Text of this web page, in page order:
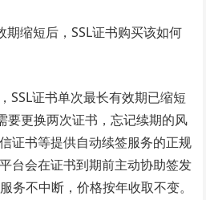
期缩短后，SSL证书购买该如何
SSL证书单次最长有效期已缩短
要更换两次证书，忘记续期的风
证书等提供自动续签服务的正规
会在证书到期前主动协助签发
务不中断，价格按年收取不变。